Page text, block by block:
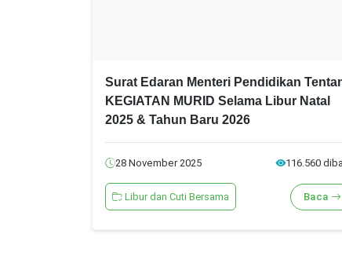
Surat Edaran Menteri Pendidikan
KEGIATAN MURID Selama Libur Natal
2025 & Tahun Baru 2026
28 November 2025 116.560
Libur dan Cuti Bersama Baca